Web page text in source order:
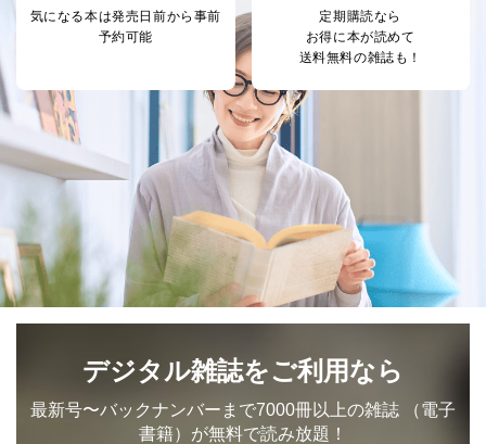
気になる本は発売日前から事前
予約可能
定期購読なら
お得に本が読めて
送料無料の雑誌も！
デジタル雑誌をご利用なら
最新号〜バックナンバーまで7000冊以上の雑誌 （電子
書籍）が無料で読み放題！